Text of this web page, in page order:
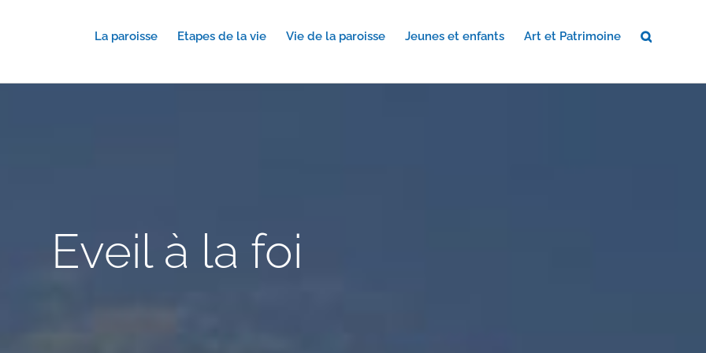
La paroisse Etapes de la vie Vie de la paroisse Jeunes et enfants Art et Patrimoine
Eveil à la foi